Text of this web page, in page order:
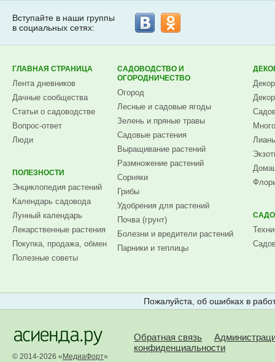
Вступайте в наши группы
в социальных сетях:
ГЛАВНАЯ СТРАНИЦА
Лента дневников
Дачные сообщества
Статьи о садоводстве
Вопрос-ответ
Люди
ПОЛЕЗНОСТИ
Энциклопедия растений
Календарь садовода
Лунный календарь
Лекарственные растения
Покупка, продажа, обмен
Полезные советы
САДОВОДСТВО И
ОГОРОДНИЧЕСТВО
Огород
Лесные и садовые ягоды
Зелень и пряные травы
Садовые растения
Выращивание растений
Размножение растений
Сорняки
Грибы
Удобрения для растений
Почва (грунт)
Болезни и вредители растений
Парники и теплицы
Пожалуйста, об ошибках в
© 2014-2026 « МедиаФорт»
Обратная связь
конфиденциальности